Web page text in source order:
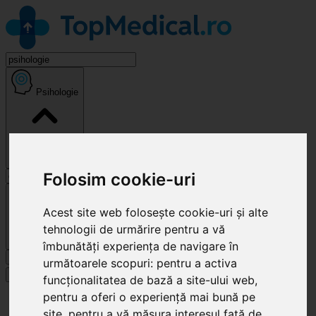
Folosim cookie-uri
Acest site web folosește cookie-uri și alte
tehnologii de urmărire pentru a vă
îmbunătăți experiența de navigare în
următoarele scopuri: pentru a activa
funcționalitatea de bază a site-ului web,
pentru a oferi o experiență mai bună pe
Psihologie
Specialități
Clinici
Cluj-Napoca